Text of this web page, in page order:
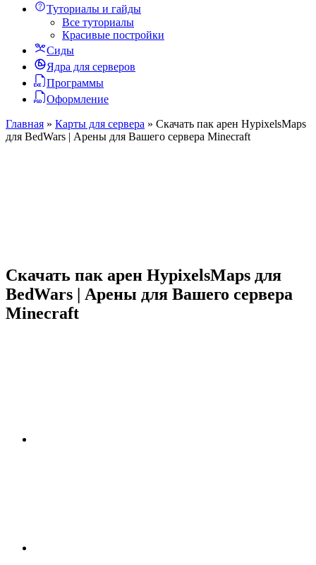
Туториалы и гайды
Все туториалы
Красивые постройки
Сиды
Ядра для серверов
Программы
Оформление
Главная » Карты для сервера » Скачать пак арен HypixelsMaps
для BedWars | Арены для Вашего сервера Minecraft
Скачать пак арен HypixelsMaps для
BedWars | Арены для Вашего сервера
Minecraft